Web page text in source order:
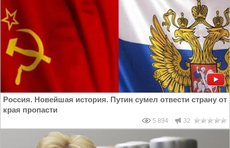
Россия. Новейшая история. Путин сумел отвести страну от
края пропасти
5 894 32